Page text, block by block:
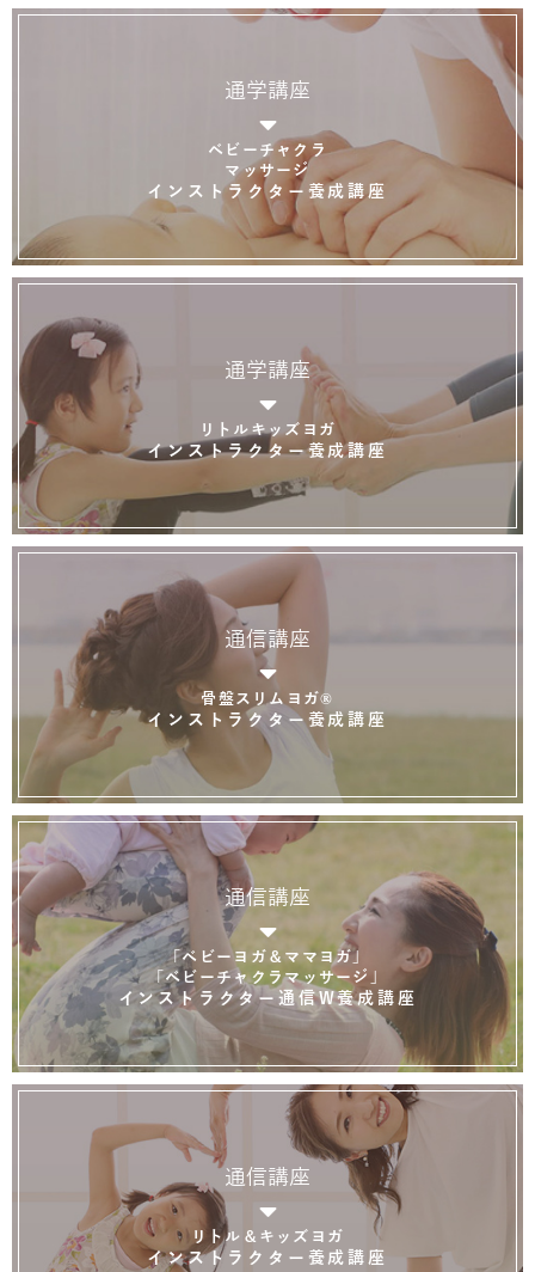
通学講座
ベビーチャクラ
マッサージ
インストラクター養成講座
通学講座
リトルキッズヨガ
インストラクター養成講座
通信講座
骨盤スリムヨガ®
インストラクター養成講座
通信講座
「ベビーヨガ＆ママヨガ」
「ベビーチャクラマッサージ」
インストラクター通信W養成講座
通信講座
リトル＆キッズヨガ
インストラクター養成講座